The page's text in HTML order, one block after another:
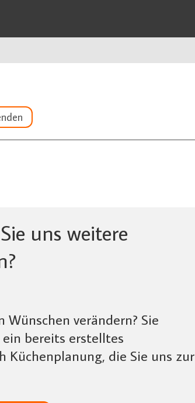
uns weitere
verändern? Sie
ein bereits erstelltes
die Sie uns zur